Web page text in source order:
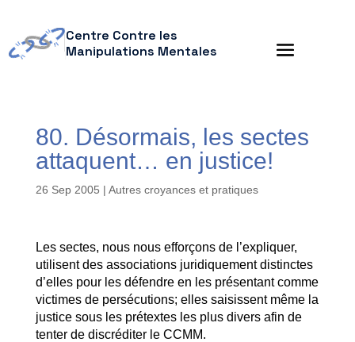
Centre Contre les
Manipulations Mentales
80. Désormais, les sectes
attaquent… en justice!
26 Sep 2005 | Autres croyances et pratiques
Les sectes, nous nous efforçons de l’expliquer,
utilisent des associations juridiquement distinctes
d’elles pour les défendre en les présentant comme
victimes de persécutions; elles saisissent même la
justice sous les prétextes les plus divers afin de
tenter de discréditer le CCMM.